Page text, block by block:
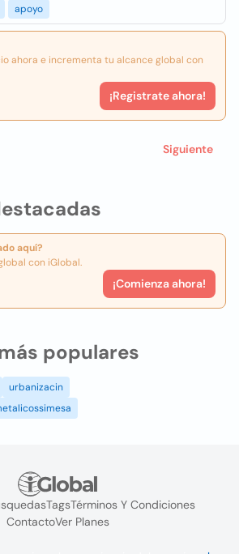
aquí?
con iGlobal.
¡Comienza ahora!
apoyo
ahora e incrementa tu alcance global con
¡Registrate ahora!
Siguiente
populares
urbanizacin
TagsTérminos Y Condiciones
ContactoVer Planes